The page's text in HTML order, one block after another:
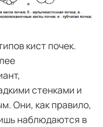
кист почек.
стенками и
Они, как правило,
наблюдаются в